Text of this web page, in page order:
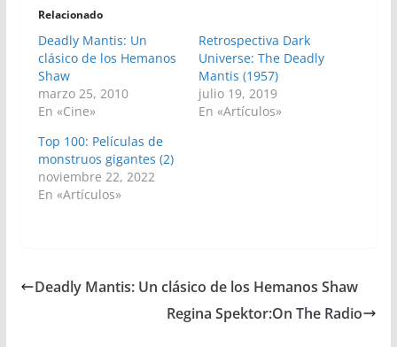
Relacionado
Deadly Mantis: Un
clásico de los Hemanos
Shaw
marzo 25, 2010
En «Cine»
Retrospectiva Dark
Universe: The Deadly
Mantis (1957)
julio 19, 2019
En «Artículos»
Top 100: Películas de
monstruos gigantes (2)
noviembre 22, 2022
En «Artículos»
Deadly Mantis: Un clásico de los Hemanos Shaw
Regina Spektor:On The Radio